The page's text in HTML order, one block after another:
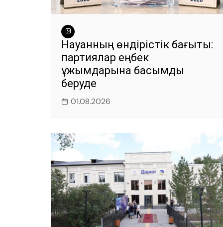
Науқанның өндірістік бағыты:
партиялар еңбек
ұжымдарына басымдық
беруде
01.08.2026